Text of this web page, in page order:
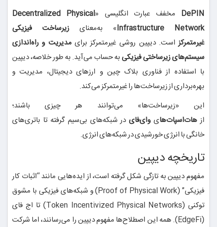
DePIN مخفف عبارت انگلیسی «Decentralized Physical
Infrastructure Network» به‌معنای زیرساخت فیزیکی
غیرمتمرکزاست. دیپین روشی غیرمتمرکز برایمدیریت و راه‌اندازی
سیستم‌های زیرساختی فیزیکی به حساب می‌آید. به طور خلاصه، دیپین
با استفاده از فناوری بلاک چین و ارزهای دیجیتال، مدیریت و
بهره‌برداری از زیرساخت‌ها را غیرمتمرکز می‌کند.
این «زیرساخت‌ها» می‌توانند هر چیزی باشند؛
از هات‌اسپات‌هایوای‌فایدر شبکه‌های بی‌سیم گرفته تا باتری‌های
خانگی با انرژی خورشیدی در شبکه‌های انرژی.
تاریخچه دیپین
مفهوم دیپین به تازگی شکل گرفته است، از ایده‌هایی مانند “اثبات کار
فیزیکی” (Proof of Physical Work) و شبکه‌های فیزیکی با مشوق
توکنی (Token Incentivized Physical Networks) تا اج فای
(EdgeFi). همه این اصطلاح‌ها مفهوم دیپین را می‌رسانند، اما شرکت